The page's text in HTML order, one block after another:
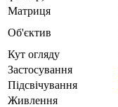
Матриця
Об'єктив
Кут огляду
Застосування
Підсвічування
Живлення